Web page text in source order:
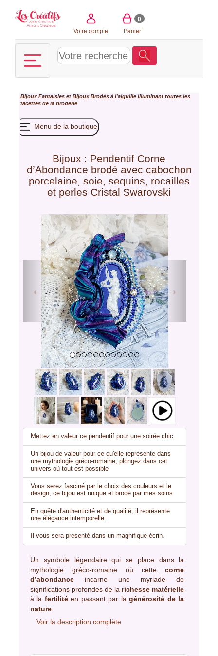
Votre compte
0
Panier
Bijoux Fantaisies et Bijoux Brodés à l'aiguille illuminant toutes les
facettes de la broderie
Menu de la boutique
Bijoux : Pendentif Corne
d’Abondance brodé avec cabochon
porcelaine, soie, sequins, rocailles
et perles Cristal Swarovski
Previous
Mettez en valeur ce pendentif pour une soirée chic.
Un bijou de valeur pour ce qu'elle représente dans
une mythologie gréco-romaine, plongez dans cet
univers où tout est possible
Vous serez fasciné par le choix des couleurs et le
design, ce bijou est unique et brodé par mes soins.
En quête d'authenticité et de qualité, il représente
une élégance intemporelle.
Il vous sera présenté dans un magnifique écrin.
Un symbole légendaire qui se place dans la
mythologie gréco-romaine où cettecorne
d’abondance incarne une myriade de
significations profondes de la richesse matérielle
à la fertilitéen passant par lagénérosité de la
nature
Voir la description complète